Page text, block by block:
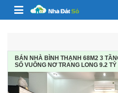
Skip to content BÁN
BÁN NHÀ BÌNH THẠNH 68M2 3
SỔ VUÔNG NƠ TRANG LONG 9.2 TỶ